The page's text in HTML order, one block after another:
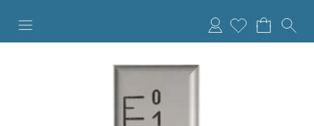
Anmelden